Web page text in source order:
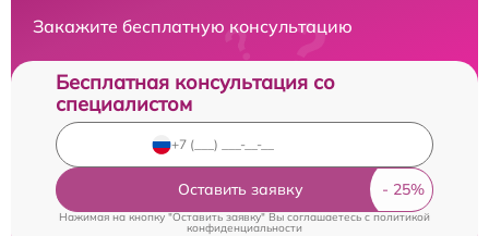
Закажите бесплатную консультацию
Бесплатная консультация со
специалистом
Оставить заявку
Нажимая на кнопку "Оставить заявку" Вы соглашаетесь cполитикой
конфиденциальности